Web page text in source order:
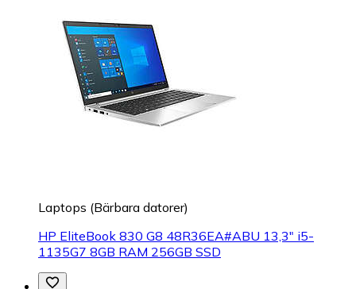
Laptops (Bärbara datorer)
HP EliteBook 830 G8 48R36EA#ABU 13,3" i5-
1135G7 8GB RAM 256GB SSD